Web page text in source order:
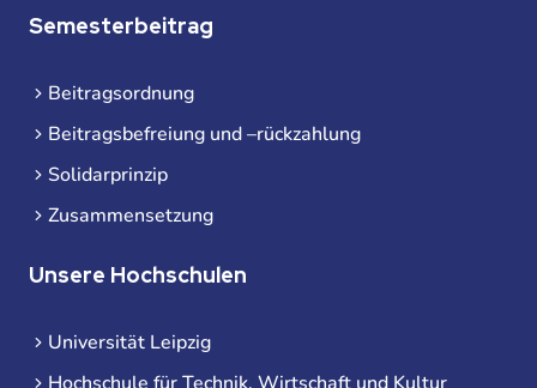
Semesterbeitrag
Beitragsordnung
Beitragsbefreiung und –rückzahlung
Solidarprinzip
Zusammensetzung
Unsere Hochschulen
Universität Leipzig